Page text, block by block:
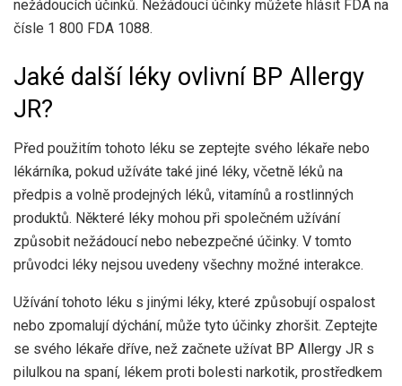
nežádoucích účinků. Nežádoucí účinky můžete hlásit FDA na
čísle 1 800 FDA 1088.
Jaké další léky ovlivní BP Allergy
JR?
Před použitím tohoto léku se zeptejte svého lékaře nebo
lékárníka, pokud užíváte také jiné léky, včetně léků na
předpis a volně prodejných léků, vitamínů a rostlinných
produktů. Některé léky mohou při společném užívání
způsobit nežádoucí nebo nebezpečné účinky. V tomto
průvodci léky nejsou uvedeny všechny možné interakce.
Užívání tohoto léku s jinými léky, které způsobují ospalost
nebo zpomalují dýchání, může tyto účinky zhoršit. Zeptejte
se svého lékaře dříve, než začnete užívat BP Allergy JR s
pilulkou na spaní, lékem proti bolesti narkotik, prostředkem